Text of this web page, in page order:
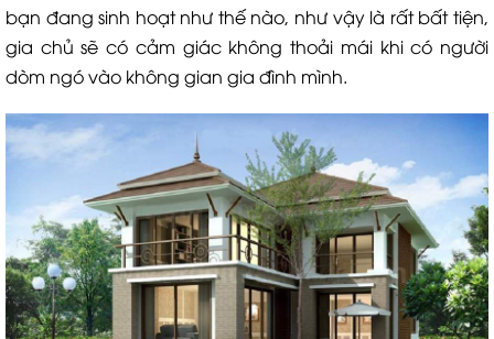
bạn đang sinh hoạt như thế nào, như vậy là rất bất tiện,
gia chủ sẽ có cảm giác không thoải mái khi có người
dòm ngó vào không gian gia đình mình.